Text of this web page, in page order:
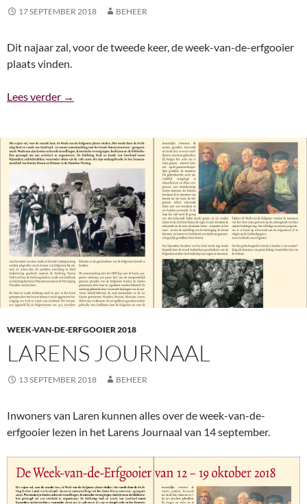
17 SEPTEMBER 2018 BEHEER
Dit najaar zal, voor de tweede keer, de week-van-de-erfgooier
plaats vinden.
Lees verder Programma week-van-de-erfgooier
→
WEEK-VAN-DE-ERFGOOIER 2018
LARENS JOURNAAL
13 SEPTEMBER 2018 BEHEER
Inwoners van Laren kunnen alles over de week-van-de-
erfgooier lezen in het Larens Journaal van 14 september.